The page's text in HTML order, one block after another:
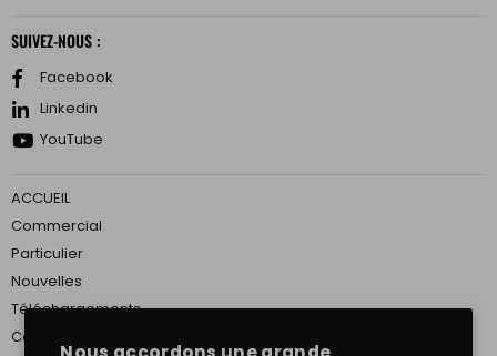
SUIVEZ-NOUS :
Facebook
Linkedin
YouTube
ACCUEIL
Commercial
Particulier
Nouvelles
Téléchargements
Conditions de Service